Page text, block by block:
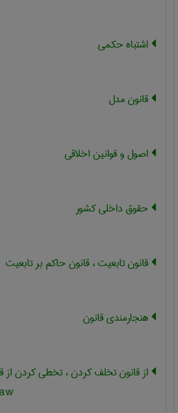
اشتباه حکمی
قانون مدل
اصول و قوانین اخلاقی
حقوق داخلی کشور
قانون تابعیت ، قانون حاکم بر تابعیت
هنجارمندی قانون
از قانون تخلف کردن ، تخطی کردن از